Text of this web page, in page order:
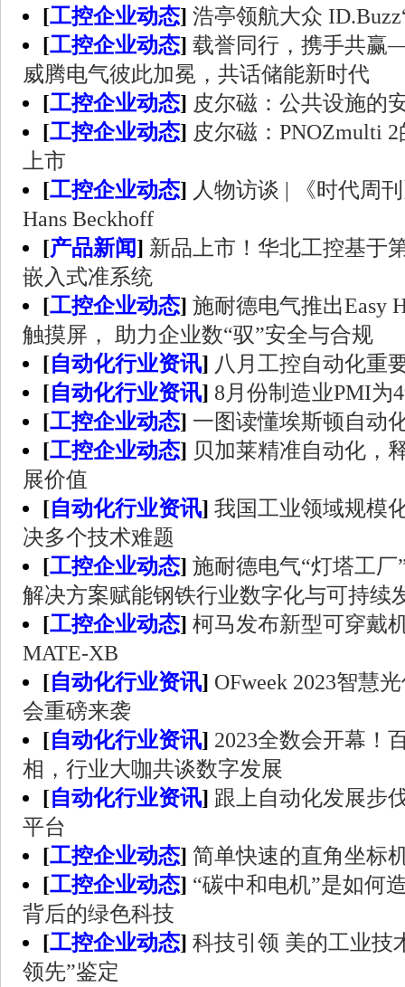
[工控企业动态] 浩亭领航大众
[工控企业动态] 载誉同行，携手共赢
威腾电气彼此加冕，共话储能新时代
[工控企业动态] 皮尔磁：公共设施的
[工控企业动态] 皮尔磁：PNOZmulti
上市
[工控企业动态] 人物访谈 | 《时代周
Hans Beckhoff
[产品新闻] 新品上市！华北工控基于
嵌入式准系统
[工控企业动态] 施耐德电气推出Easy
触摸屏， 助力企业数“驭”安全与合规
[自动化行业资讯] 八月工控自动化重
[自动化行业资讯] 8月份制造业PMI为
[工控企业动态] 一图读懂埃斯顿自动
[工控企业动态] 贝加莱精准自动化，
展价值
[自动化行业资讯] 我国工业领域规模
决多个技术难题
[工控企业动态] 施耐德电气“灯塔工
解决方案赋能钢铁行业数字化与可持续
[工控企业动态] 柯马发布新型可穿戴
MATE-XB
[自动化行业资讯] OFweek 2023智慧
会重磅来袭
[自动化行业资讯] 2023全数会开幕！
相，行业大咖共谈数字发展
[自动化行业资讯] 跟上自动化发展步
平台
[工控企业动态] 简单快速的直角坐标
[工控企业动态] “碳中和电机”是如何
背后的绿色科技
[工控企业动态] 科技引领 美的工业技
领先”鉴定